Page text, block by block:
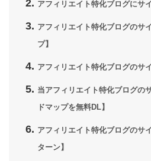
アフィリエイト特化ブログにサ
アフィリエイト特化ブログのサ
プ】
アフィリエイト特化ブログのサ
当アフィリエイト特化ブログの
ドマップを無料DL】
アフィリエイト特化ブログのサ
ターン】